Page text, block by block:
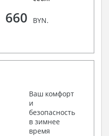
660 BYN.
Ваш комфорт
и
безопасность
в зимнее
время